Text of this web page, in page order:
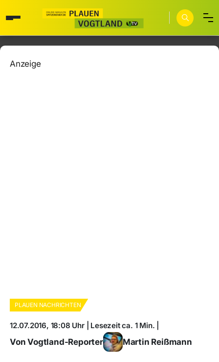
Anzeige
PLAUEN NACHRICHTEN
12.07.2016, 18:08 Uhr | Lesezeit ca. 1 Min. |
Von Vogtland-Reporter Martin Reißmann